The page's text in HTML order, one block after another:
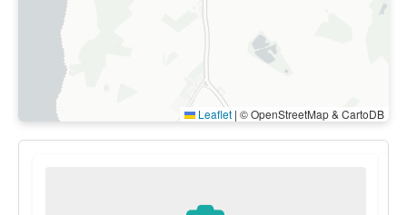
Leaflet | © OpenStreetMap & CartoDB